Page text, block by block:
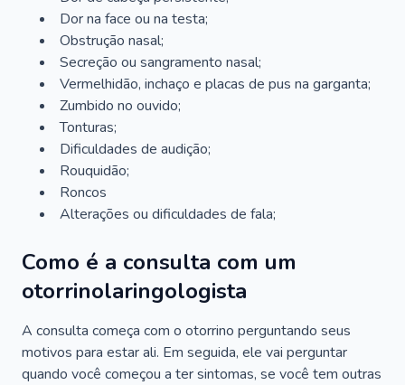
Dor na face ou na testa;
Obstrução nasal;
Secreção ou sangramento nasal;
Vermelhidão, inchaço e placas de pus na garganta;
Zumbido no ouvido;
Tonturas;
Dificuldades de audição;
Rouquidão;
Roncos
Alterações ou dificuldades de fala;
Como é a consulta com um
otorrinolaringologista
A consulta começa com o otorrino perguntando seus
motivos para estar ali. Em seguida, ele vai perguntar
quando você começou a ter sintomas, se você tem outras